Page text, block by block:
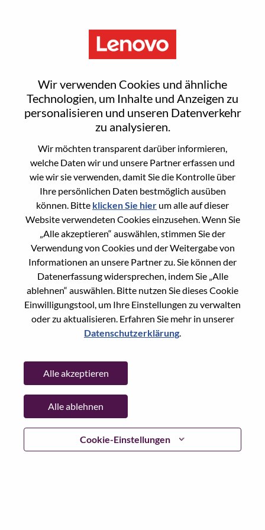
Wir verwenden Cookies und ähnliche
Technologien, um Inhalte und Anzeigen zu
personalisieren und unseren Datenverkehr
zu analysieren.
Wir möchten transparent darüber informieren,
welche Daten wir und unsere Partner erfassen und
wie wir sie verwenden, damit Sie die Kontrolle über
Ihre persönlichen Daten bestmöglich ausüben
können. Bitte klicken Sie hier um alle auf dieser
Website verwendeten Cookies einzusehen. Wenn Sie
„Alle akzeptieren“ auswählen, stimmen Sie der
Verwendung von Cookies und der Weitergabe von
Informationen an unsere Partner zu. Sie können der
Datenerfassung widersprechen, indem Sie „Alle
ablehnen“ auswählen. Bitte nutzen Sie dieses Cookie
Einwilligungstool, um Ihre Einstellungen zu verwalten
oder zu aktualisieren. Erfahren Sie mehr in unserer
Datenschutzerklärung.
Cookie-Einstellungen
Alle akzeptieren
Alle ablehnen
Reset password
Are you sure you want to reset your
Enter the email address associated with your
account, then click "Continue".
We will email you a link to reset your
password.
E-mail*
Continue
Go Back